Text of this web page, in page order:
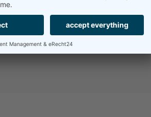
auf Rügen haben wir Zugriff auf alle
egal welche Marke und welches Modell
modernen Diagnosegeräten nach
uns verlassen.